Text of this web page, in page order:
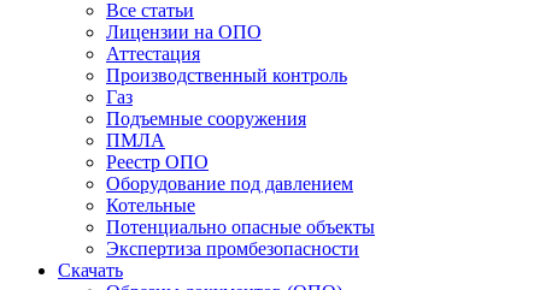
Все статьи
Лицензии на ОПО
Аттестация
Производственный контроль
Газ
Подъемные сооружения
ПМЛА
Реестр ОПО
Оборудование под давлением
Котельные
Потенциально опасные объекты
Экспертиза промбезопасности
Скачать